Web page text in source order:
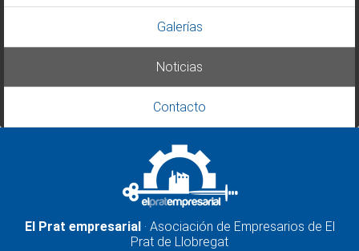
Galerías
Noticias
Contacto
El Prat empresarial · Asociación de Empresarios de El
Prat de Llobregat